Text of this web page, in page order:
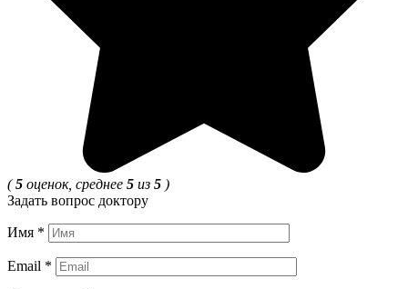
(5 оценок, среднее 5 из 5 )
Задать вопрос доктору
Имя *
Email *